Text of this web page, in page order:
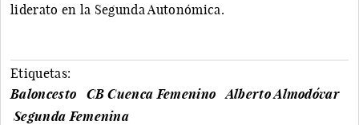
liderato en la Segunda Autonómica.
Etiquetas:
Baloncesto
CB Cuenca Femenino
Alberto Almodóvar
Segunda Femenina